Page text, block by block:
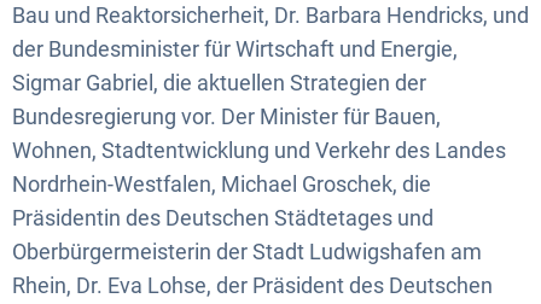
Bau und Reaktorsicherheit, Dr. Barbara Hendricks, und
der Bundesminister für Wirtschaft und Energie,
Sigmar Gabriel, die aktuellen Strategien der
Bundesregierung vor. Der Minister für Bauen,
Wohnen, Stadtentwicklung und Verkehr des Landes
Nordrhein-Westfalen, Michael Groschek, die
Präsidentin des Deutschen Städtetages und
Oberbürgermeisterin der Stadt Ludwigshafen am
Rhein, Dr. Eva Lohse, der Präsident des Deutschen